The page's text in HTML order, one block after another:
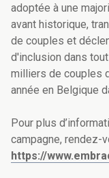
adoptée à une
avant historique,
de couples et
d'inclusion dans
milliers de couples
année en Belgique
Pour plus
campagne, rendez-
https://